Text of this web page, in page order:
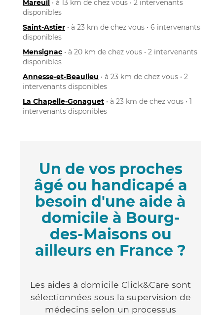
Mareuil • à 13 km de chez vous • 2 intervenants
disponibles
Saint-Astier • à 23 km de chez vous • 6 intervenants
disponibles
Mensignac • à 20 km de chez vous • 2 intervenants
disponibles
Annesse-et-Beaulieu • à 23 km de chez vous • 2
intervenants disponibles
La Chapelle-Gonaguet • à 23 km de chez vous • 1
intervenants disponibles
Un de vos proches
âgé ou handicapé a
besoin d'une aide à
domicile à Bourg-
des-Maisons ou
ailleurs en France ?
Les aides à domicile Click&Care sont
sélectionnées sous la supervision de
médecins selon un processus